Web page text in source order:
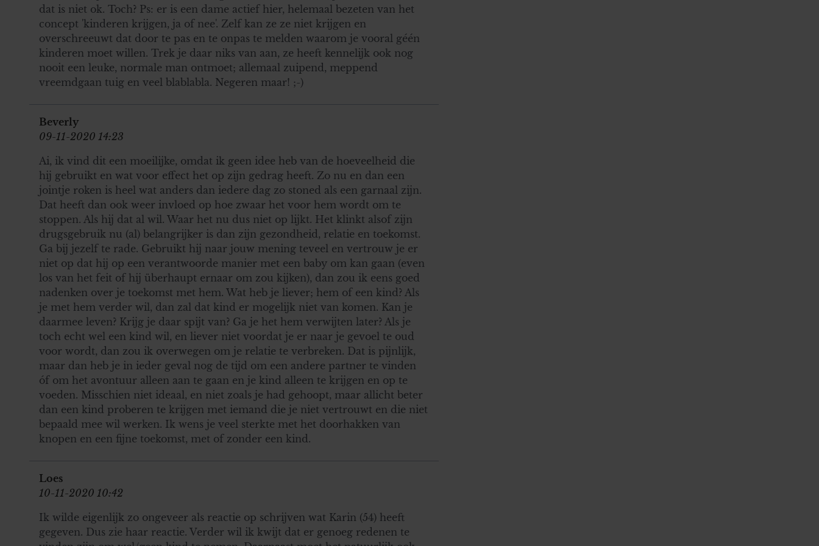
dat is niet ok. Toch? Ps: er is een dame actief hier, helemaal bezeten van het
concept 'kinderen krijgen, ja of nee'. Zelf kan ze ze niet krijgen en
overschreeuwt dat door te pas en te onpas te melden waarom je vooral géén
kinderen moet willen. Trek je daar niks van aan, ze heeft kennelijk ook nog
nooit een leuke, normale man ontmoet; allemaal zuipend, meppend
vreemdgaan tuig en veel blablabla. Negeren maar! ;-)
Beverly
09-11-2020 14:23
Ai, ik vind dit een moeilijke, omdat ik geen idee heb van de hoeveelheid die
hij gebruikt en wat voor effect het op zijn gedrag heeft. Zo nu en dan een
jointje roken is heel wat anders dan iedere dag zo stoned als een garnaal zijn.
Dat heeft dan ook weer invloed op hoe zwaar het voor hem wordt om te
stoppen. Als hij dat al wil. Waar het nu dus niet op lijkt. Het klinkt alsof zijn
drugsgebruik nu (al) belangrijker is dan zijn gezondheid, relatie en toekomst.
Ga bij jezelf te rade. Gebruikt hij naar jouw mening teveel en vertrouw je er
niet op dat hij op een verantwoorde manier met een baby om kan gaan (even
los van het feit of hij überhaupt ernaar om zou kijken), dan zou ik eens goed
nadenken over je toekomst met hem. Wat heb je liever; hem of een kind? Als
je met hem verder wil, dan zal dat kind er mogelijk niet van komen. Kan je
daarmee leven? Krijg je daar spijt van? Ga je het hem verwijten later? Als je
toch echt wel een kind wil, en liever niet voordat je er naar je gevoel te oud
voor wordt, dan zou ik overwegen om je relatie te verbreken. Dat is pijnlijk,
maar dan heb je in ieder geval nog de tijd om een andere partner te vinden
óf om het avontuur alleen aan te gaan en je kind alleen te krijgen en op te
voeden. Misschien niet ideaal, en niet zoals je had gehoopt, maar allicht beter
dan een kind proberen te krijgen met iemand die je niet vertrouwt en die niet
bepaald mee wil werken. Ik wens je veel sterkte met het doorhakken van
knopen en een fijne toekomst, met of zonder een kind.
Loes
10-11-2020 10:42
Ik wilde eigenlijk zo ongeveer als reactie op schrijven wat Karin (54) heeft
gegeven. Dus zie haar reactie. Verder wil ik kwijt dat er genoeg redenen te